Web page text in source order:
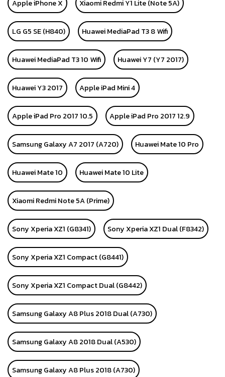
Apple iPhone X Xiaomi Redmi Y1 Lite (Note 5A)
LG G5 SE (H840) Huawei MediaPad T3 8 Wifi
Huawei MediaPad T3 10 Wifi Huawei Y7 (Y7 2017)
Huawei Y3 2017 Apple iPad Mini 4
Apple iPad Pro 2017 10.5 Apple iPad Pro 2017 12.9
Samsung Galaxy A7 2017 (A720) Huawei Mate 10 Pro
Huawei Mate 10 Huawei Mate 10 Lite
Xiaomi Redmi Note 5A (Prime)
Sony Xperia XZ1 (G8341) Sony Xperia XZ1 Dual (F8342)
Sony Xperia XZ1 Compact (G8441)
Sony Xperia XZ1 Compact Dual (G8442)
Samsung Galaxy A8 Plus 2018 Dual (A730)
Samsung Galaxy A8 2018 Dual (A530)
Samsung Galaxy A8 Plus 2018 (A730)